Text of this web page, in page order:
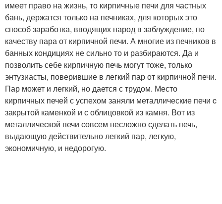
имеет право на жизнь, то кирпичные печи для частных
бань, держатся только на печниках, для которых это
способ заработка, вводящих народ в заблуждение, по
качеству пара от кирпичной печи. А многие из печников в
банных кондициях не сильно то и разбираются. Да и
позволить себе кирпичную печь могут тоже, только
энтузиасты, поверившие в легкий пар от кирпичной печи.
Пар может и легкий, но дается с трудом. Место
кирпичных печей с успехом заняли металлические печи c
закрытой каменкой и с облицовкой из камня. Вот из
металлической печи совсем несложно сделать печь,
выдающую действительно легкий пар, легкую,
экономичную, и недорогую.